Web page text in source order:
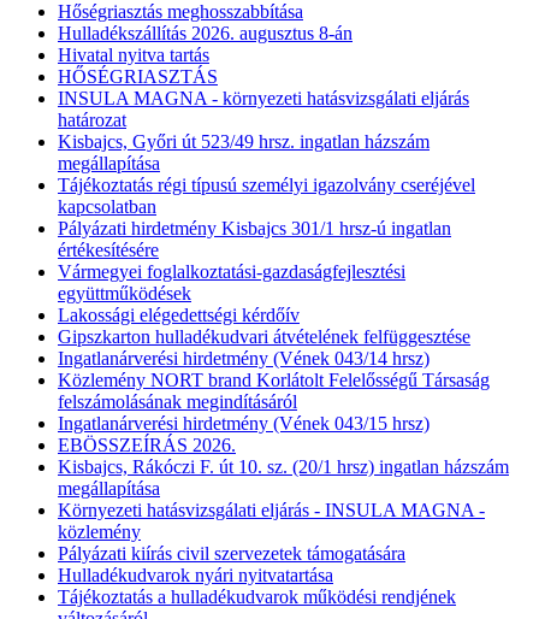
Hőségriasztás meghosszabbítása
Hulladékszállítás 2026. augusztus 8-án
Hivatal nyitva tartás
HŐSÉGRIASZTÁS
INSULA MAGNA - környezeti hatásvizsgálati eljárás
határozat
Kisbajcs, Győri út 523/49 hrsz. ingatlan házszám
megállapítása
Tájékoztatás régi típusú személyi igazolvány cseréjével
kapcsolatban
Pályázati hirdetmény Kisbajcs 301/1 hrsz-ú ingatlan
értékesítésére
Vármegyei foglalkoztatási-gazdaságfejlesztési
együttműködések
Lakossági elégedettségi kérdőív
Gipszkarton hulladékudvari átvételének felfüggesztése
Ingatlanárverési hirdetmény (Vének 043/14 hrsz)
Közlemény NORT brand Korlátolt Felelősségű Társaság
felszámolásának megindításáról
Ingatlanárverési hirdetmény (Vének 043/15 hrsz)
EBÖSSZEÍRÁS 2026.
Kisbajcs, Rákóczi F. út 10. sz. (20/1 hrsz) ingatlan házszám
megállapítása
Környezeti hatásvizsgálati eljárás - INSULA MAGNA -
közlemény
Pályázati kiírás civil szervezetek támogatására
Hulladékudvarok nyári nyitvatartása
Tájékoztatás a hulladékudvarok működési rendjének